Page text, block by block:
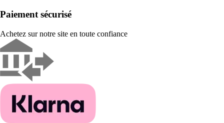
Paiement sécurisé
Achetez sur notre site en toute confiance